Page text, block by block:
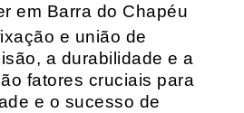
em Barra do Chapéu
e união de
a durabilidade e a
fatores cruciais para
e o sucesso de